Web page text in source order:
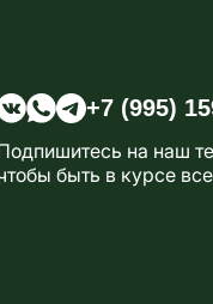
+7 (995)
на наш
быть в курсе